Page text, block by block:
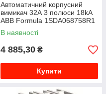
Автоматичний корпусний
вимикач 32А 3 полюси 18kA
ABB Formula 1SDA068758R1
В наявності
4 885,30 ₴
Купити